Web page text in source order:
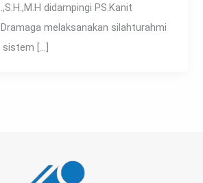
didampingi PS.Kanit
melaksanakan silahturahmi
sistem […]